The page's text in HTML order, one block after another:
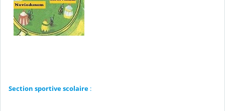
Section sportive scolaire :